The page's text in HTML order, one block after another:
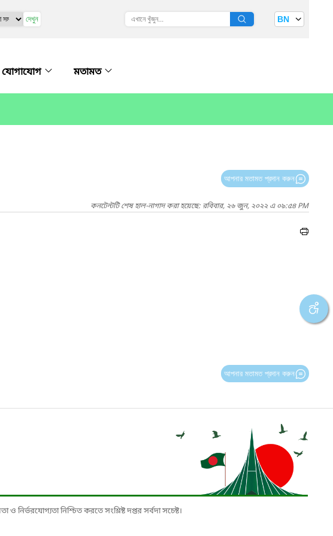
দেখুন BN
যোগাযোগ মতামত
আপনার মতামত প্রদান করুন
কনটেন্টটি শেষ হাল-নাগাদ করা হয়েছে: রবিবার, ২৬ জুন, ২০২২ এ ০৯:৫৪ PM
আপনার মতামত প্রদান করুন
নির্ভরযোগ্যতা নিশ্চিত করতে সংশ্লিষ্ট দপ্তর সর্বদা সচেষ্ট।